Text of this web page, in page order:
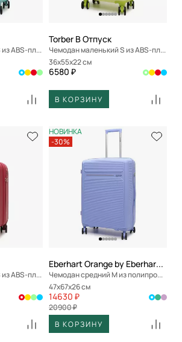
Чемодан маленький S из ABS-пластика
Torber В Отпуск
Чемодан маленький S из ABS-пластика
36x55x22 см
6580 ₽
В КОРЗИНУ
Чемодан маленький S из ABS-пластика
НОВИНКА
-30%
Eberhart Orange by Eberhart Weekend
Чемодан средний M из полипропилена
47x67x26 см
14630 ₽
20900 ₽
В КОРЗИНУ